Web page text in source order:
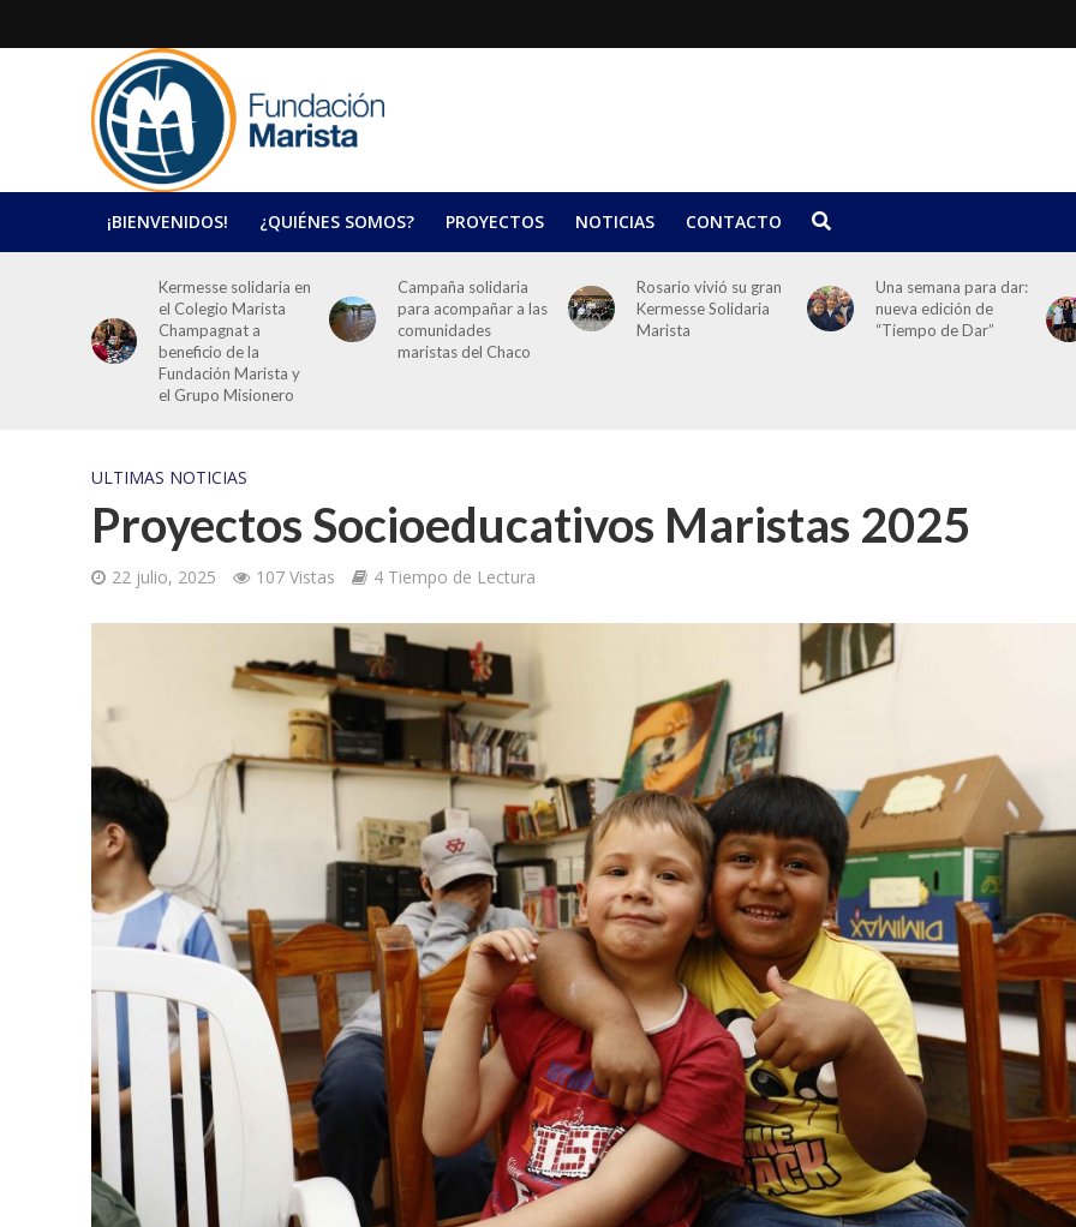
¡BIENVENIDOS! ¿QUIÉNES SOMOS? PROYECTOS NOTICIAS CONTACTO
Kermesse solidaria en
el Colegio Marista
Champagnat a
beneficio de la
Fundación Marista y
el Grupo Misionero
Campaña solidaria
para acompañar a las
comunidades
maristas del Chaco
Rosario vivió su gran
Kermesse Solidaria
Marista
Una semana para dar:
nueva edición de
“Tiempo de Dar”
ULTIMAS NOTICIAS
Proyectos Socioeducativos Maristas 2025
22 julio, 2025 107 Vistas 4 Tiempo de Lectura